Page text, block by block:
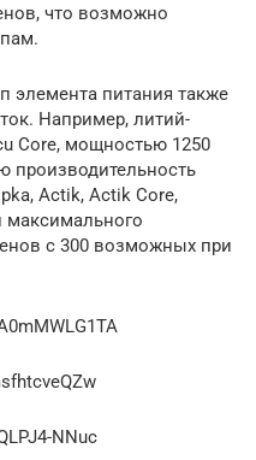
что возможно
элемента питания также
Например, литий-
Core, мощностью 1250
производительность
Actik, Actik Core,
максимального
с 300 возможных при
NNuc